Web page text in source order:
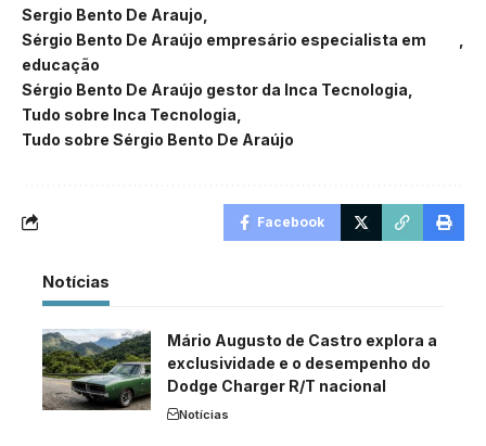
Sergio Bento De Araujo
Sérgio Bento De Araújo empresário especialista em
educação
Sérgio Bento De Araújo gestor da Inca Tecnologia
Tudo sobre Inca Tecnologia
Tudo sobre Sérgio Bento De Araújo
Facebook
Notícias
Mário Augusto de Castro explora a
exclusividade e o desempenho do
Dodge Charger R/T nacional
Notícias